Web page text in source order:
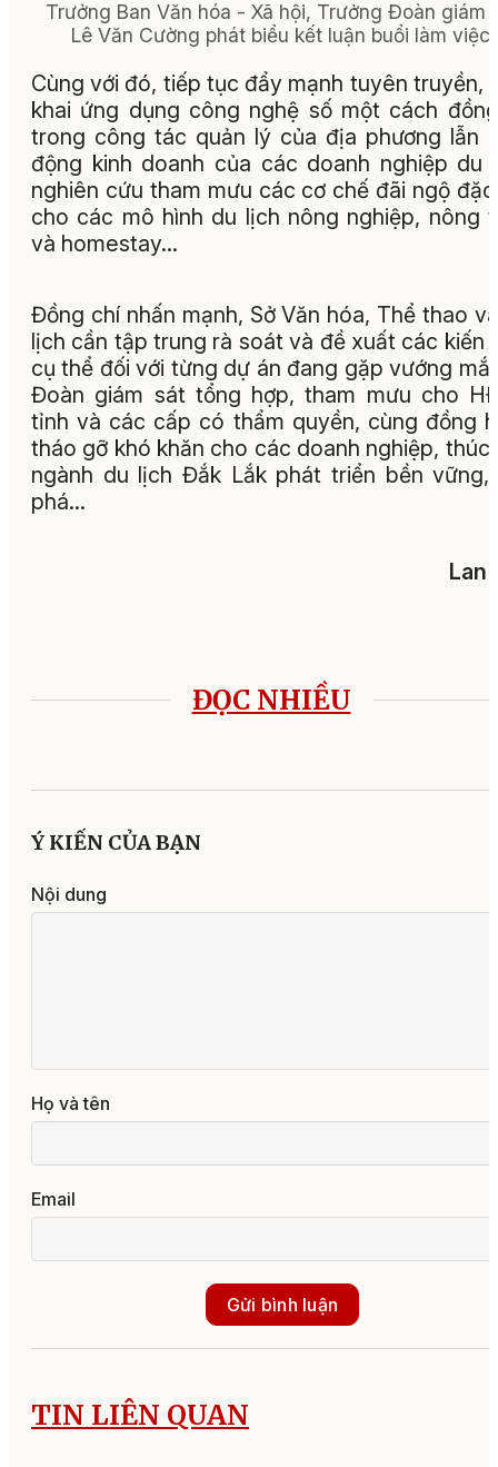
Trưởng Ban Văn hóa - Xã hội, Trưởng Đoàn giám
Lê Văn Cường phát biểu kết luận buổi làm việc.
Cùng với đó, tiếp tục đẩy mạnh tuyên truyền,
khai ứng dụng công nghệ số một cách
trong công tác quản lý của địa phương lẫn
động kinh doanh của các doanh nghiệp du
nghiên cứu tham mưu các cơ chế đãi ngộ
cho các mô hình du lịch nông nghiệp, nông
và homestay…
Đồng chí nhấn mạnh, Sở Văn hóa, Thể thao
lịch cần tập trung rà soát và đề xuất các kiến
cụ thể đối với từng dự án đang gặp vướng
Đoàn giám sát tổng hợp, tham mưu cho
tỉnh và các cấp có thẩm quyền, cùng đồng
tháo gỡ khó khăn cho các doanh nghiệp, thúc
ngành du lịch Đắk Lắk phát triển bền
phá...
Lan
ĐỌC NHIỀU
Ý KIẾN CỦA BẠN
Nội dung
Họ và tên
Email
Gửi bình luận
TIN LIÊN QUAN